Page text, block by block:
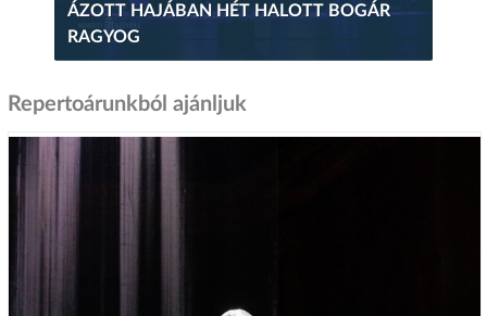
ÁZOTT HAJÁBAN HÉT HALOTT BOGÁR
RAGYOG
Repertoárunkból ajánljuk